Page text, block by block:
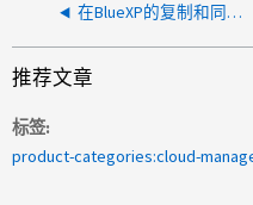
在BlueXP的复制和同步中、"无法读取属性'错误'的未定义项"
推荐文章
标签
product-categories:cloud-